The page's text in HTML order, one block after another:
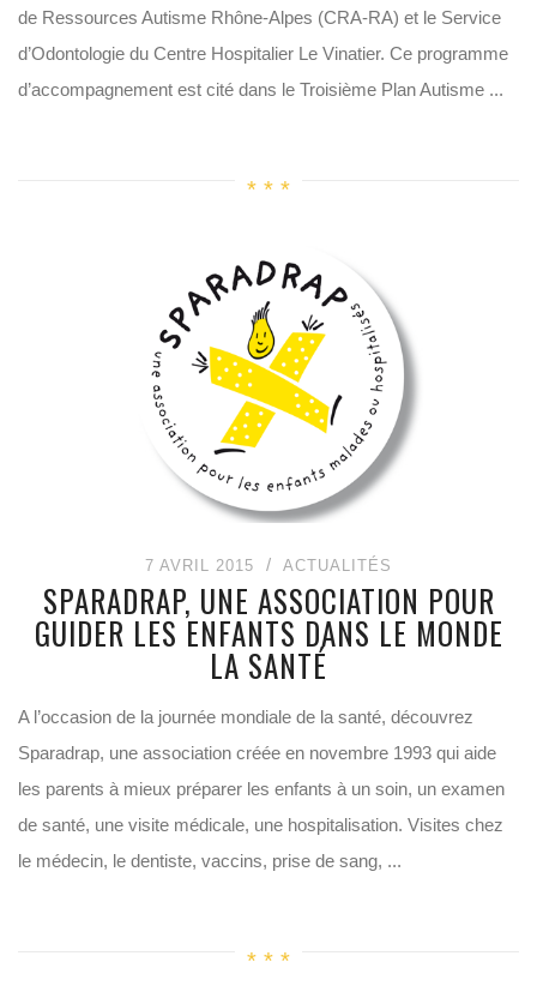
de Ressources Autisme Rhône-Alpes (CRA-RA) et le Service
d’Odontologie du Centre Hospitalier Le Vinatier. Ce programme
d’accompagnement est cité dans le Troisième Plan Autisme ...
7 AVRIL 2015 ACTUALITÉS
SPARADRAP, UNE ASSOCIATION POUR
GUIDER LES ENFANTS DANS LE MONDE
LA SANTÉ
A l’occasion de la journée mondiale de la santé, découvrez
Sparadrap, une association créée en novembre 1993 qui aide
les parents à mieux préparer les enfants à un soin, un examen
de santé, une visite médicale, une hospitalisation. Visites chez
le médecin, le dentiste, vaccins, prise de sang, ...